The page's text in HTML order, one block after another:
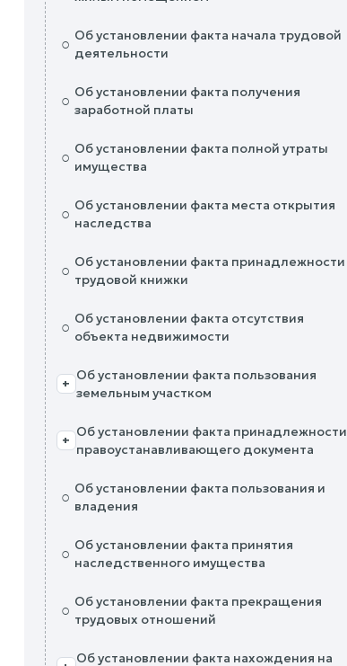
○ Об установлении факта начала трудовой
деятельности
○ Об установлении факта получения
заработной платы
○ Об установлении факта полной утраты
имущества
○ Об установлении факта места открытия
наследства
○ Об установлении факта принадлежности
трудовой книжки
○ Об установлении факта отсутствия
объекта недвижимости
+
Об установлении факта пользования
земельным участком
+
Об установлении факта принадлежности
правоустанавливающего документа
○ Об установлении факта пользования и
владения
○ Об установлении факта принятия
наследственного имущества
○ Об установлении факта прекращения
трудовых отношений
Об установлении факта нахождения на